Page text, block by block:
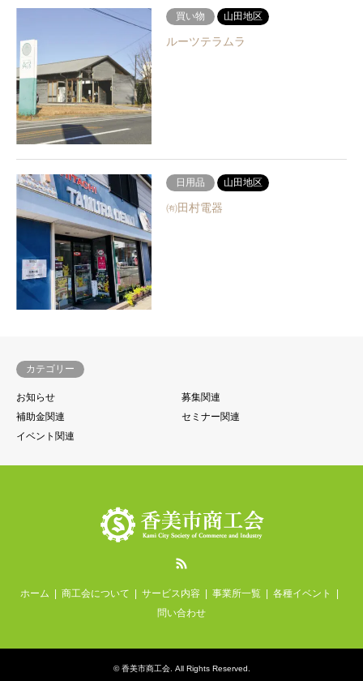
買い物 山田地区
ルーツテラムラ
日用品 山田地区
㈲田村電器
カテゴリー
お知らせ
募集関連
補助金関連
セミナー関連
イベント関連
ホーム 商工会について サービス内容 事業所一覧
各種イベント
問い合わせ
©香美市商工会. All Rights Reserved.